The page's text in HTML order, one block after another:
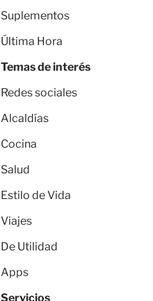
Suplementos
Última Hora
Temas de interés
Redes sociales
Alcaldías
Cocina
Salud
Estilo de Vida
Viajes
De Utilidad
Apps
Servicios